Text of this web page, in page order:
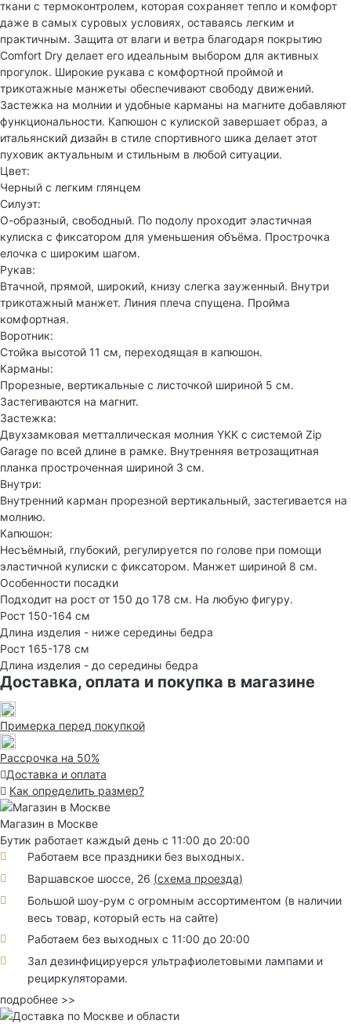
ткани с термоконтролем, которая сохраняет тепло и комфорт
даже в самых суровых условиях, оставаясь легким и
практичным. Защита от влаги и ветра благодаря покрытию
Comfort Dry делает его идеальным выбором для активных
прогулок. Широкие рукава с комфортной проймой и
трикотажные манжеты обеспечивают свободу движений.
Застежка на молнии и удобные карманы на магните добавляют
функциональности. Капюшон с кулиской завершает образ, а
итальянский дизайн в стиле спортивного шика делает этот
пуховик актуальным и стильным в любой ситуации.
Цвет:
Черный с легким глянцем
Силуэт:
О-образный, свободный. По подолу проходит эластичная
кулиска с фиксатором для уменьшения объёма. Прострочка
елочка с широким шагом.
Рукав:
Втачной, прямой, широкий, книзу слегка зауженный. Внутри
трикотажный манжет. Линия плеча спущена. Пройма
комфортная.
Воротник:
Стойка высотой 11 см, переходящая в капюшон.
Карманы:
Прорезные, вертикальные с листочкой шириной 5 см.
Застегиваются на магнит.
Застежка:
Двухзамковая метталлическая молния YKK с системой Zip
Garage по всей длине в рамке. Внутренняя ветрозащитная
планка простроченная шириной 3 см.
Внутри:
Внутренний карман прорезной вертикальный, застегивается на
молнию.
Капюшон:
Несъёмный, глубокий, регулируется по голове при помощи
эластичной кулиски с фиксатором. Манжет шириной 8 см.
Особенности посадки
Подходит на рост от 150 до 178 см. На любую фигуру.
Рост 150-164 см
Длина изделия - ниже середины бедра
Рост 165-178 см
Длина изделия - до середины бедра
Доставка, оплата и покупка в магазине
Примерка перед покупкой
Рассрочка на 50%
Доставка и оплата
Как определить размер?
Магазин в Москве
Бутик работает каждый день с 11:00 до 20:00
Работаем все праздники без выходных.
Варшавское шоссе, 26 (схема проезда)
Большой шоу-рум с огромным ассортиментом (в наличии
весь товар, который есть на сайте)
Работаем без выходных с 11:00 до 20:00
Зал дезинфицируерся ультрафиолетовыми лампами и
рециркуляторами.
подробнее >>